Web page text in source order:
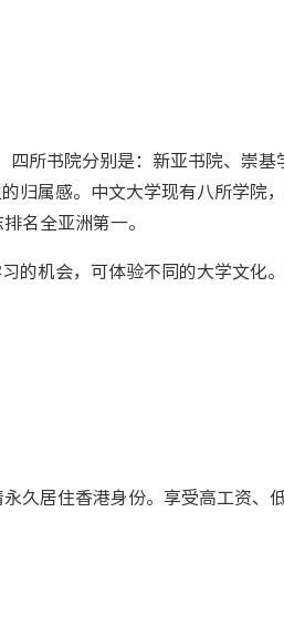
所书院分别是：新亚书院、崇基
归属感。中文大学现有八所学院
名全亚洲第一。
的机会，可体验不同的大学文化
久居住香港身份。享受高工资、